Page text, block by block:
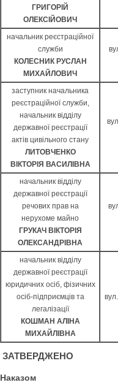
ГРИГОРІЙ
ОЛЕКСІЙОВИЧ
начальник реєстраційної
служби
КОЛЕСНИК РУСЛАН
МИХАЙЛОВИЧ
заступник начальника
реєстраційної служби,
начальник відділу
державної реєстрації
актів цивільного стану
ЛИТОВЧЕНКО
ВІКТОРІЯ ВАСИЛІВНА
начальник відділу
державної реєстрації
речових прав на
нерухоме майно
ГРУКАЧ ВІКТОРІЯ
ОЛЕКСАНДРІВНА
начальник відділу
державної реєстрації
юридичних осіб, фізичних
осіб-підприємців та
легалізації
КОШМАН АЛІНА
МИХАЙЛІВНА
ЗАТВЕРДЖЕНО
Наказом